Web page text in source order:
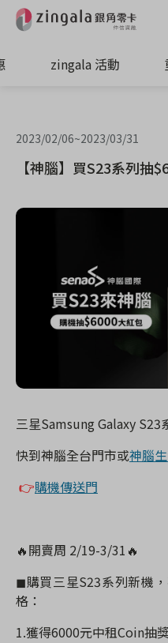
zingala 活動
2023/02/06~2023/03/31
【神腦】買S23系列抽
三星Samsung Galaxy S23
快到神腦全台門市或神腦
👉購機傳送門
🔥開賣周 2/19-3/31 🔥
◼購買三星S23系列新機
格：
1.獲得6000元中租Coin抽